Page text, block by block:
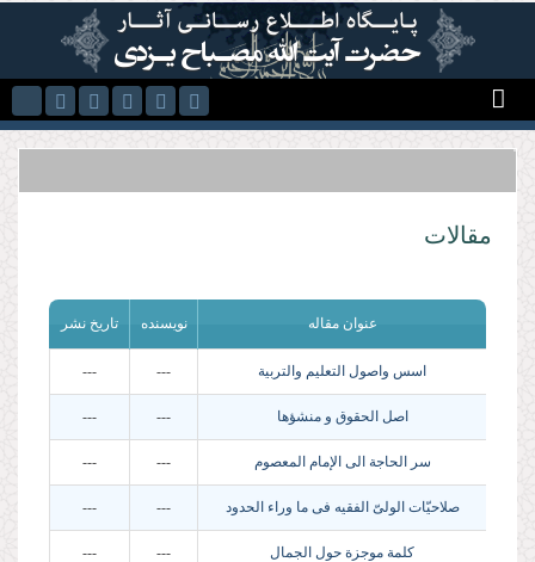
Skip to main content
مقالات
عنوان مقاله نویسنده تاریخ نشر
اسس واصول التعلیم والتربیة ---
---
اصل الحقوق و منشؤها ---
---
سر الحاجة الى الإمام المعصوم ---
---
صلاحیّات الولیّ الفقیه فی ما وراء الحدود ---
---
كلمة موجزة حول الجمال ---
---